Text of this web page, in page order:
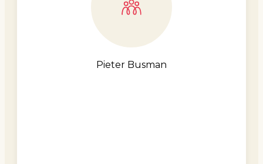
Pieter Busman